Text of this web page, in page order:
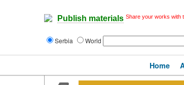
Publish materials Share your works with
Serbia World
Home